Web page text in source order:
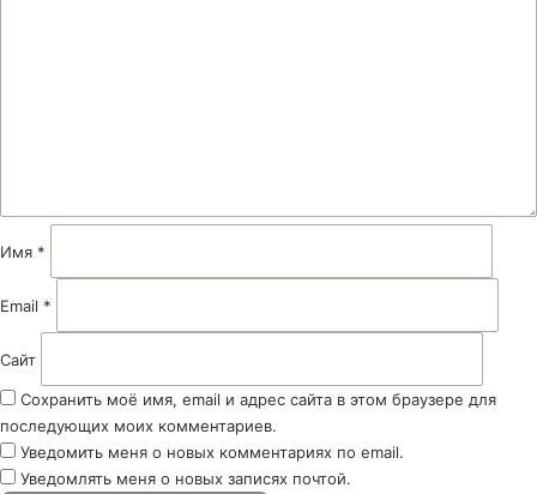
и
й
Имя *
Email *
Сайт
Сохранить моё имя, email и адрес сайта в этом браузере для
последующих моих комментариев.
Уведомить меня о новых комментариях по email.
Уведомлять меня о новых записях почтой.